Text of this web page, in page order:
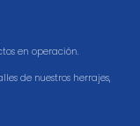
en operación.
de nuestros herrajes,